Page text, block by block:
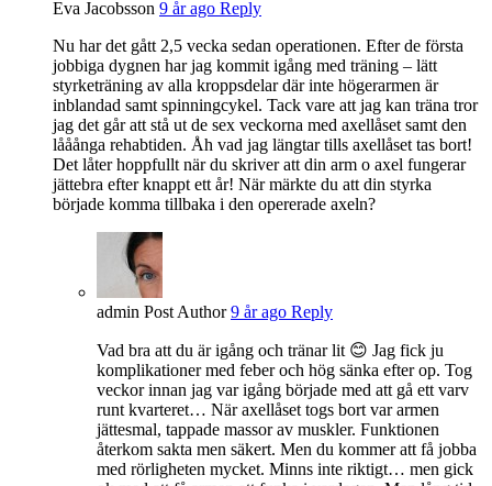
Eva Jacobsson 9 år ago Reply
Nu har det gått 2,5 vecka sedan operationen. Efter de första
jobbiga dygnen har jag kommit igång med träning – lätt
styrketräning av alla kroppsdelar där inte högerarmen är
inblandad samt spinningcykel. Tack vare att jag kan träna tror
jag det går att stå ut de sex veckorna med axellåset samt den
lååånga rehabtiden. Åh vad jag längtar tills axellåset tas bort!
Det låter hoppfullt när du skriver att din arm o axel fungerar
jättebra efter knappt ett år! När märkte du att din styrka
började komma tillbaka i den opererade axeln?
admin Post Author 9 år ago Reply
Vad bra att du är igång och tränar lit 😊 Jag fick ju
komplikationer med feber och hög sänka efter op. Tog
veckor innan jag var igång började med att gå ett varv
runt kvarteret… När axellåset togs bort var armen
jättesmal, tappade massor av muskler. Funktionen
återkom sakta men säkert. Men du kommer att få jobba
med rörligheten mycket. Minns inte riktigt… men gick